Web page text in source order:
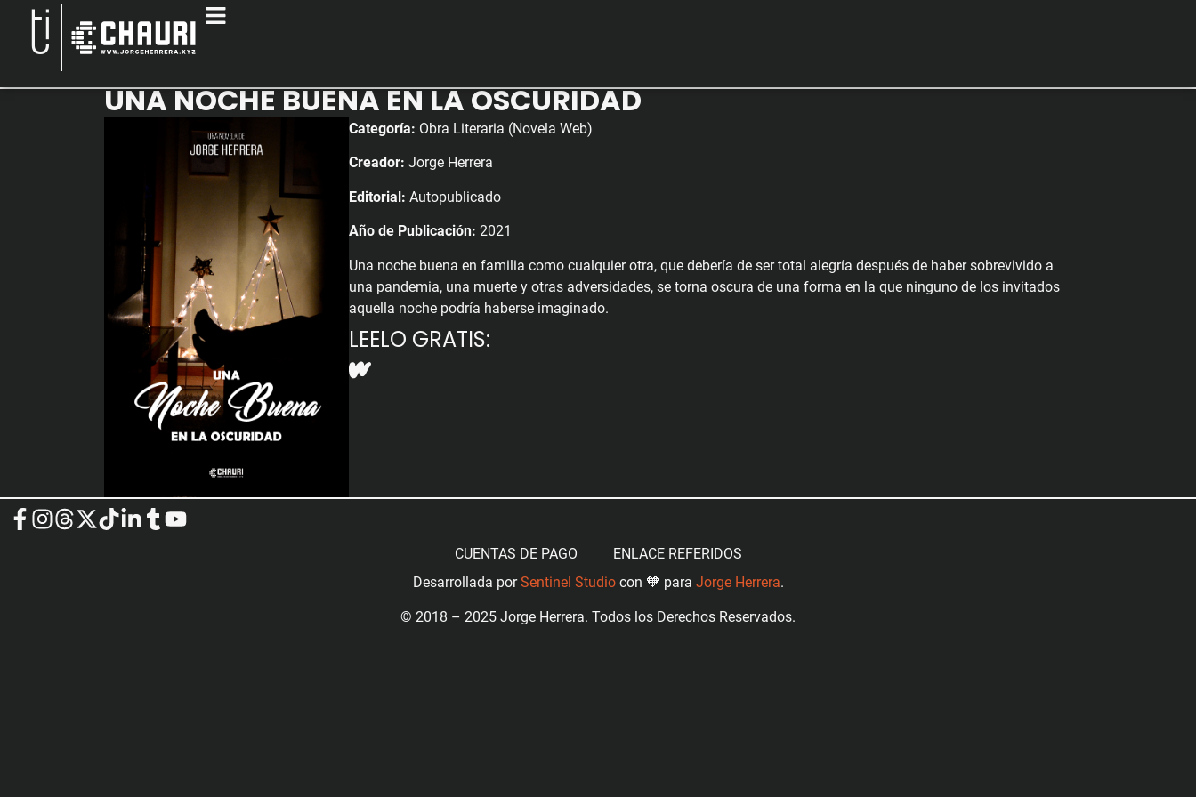
UNA NOCHE BUENA EN LA OSCURIDAD
Categoría: Obra Literaria (Novela Web)
Creador: Jorge Herrera
Editorial: Autopublicado
Año de Publicación: 2021
Una noche buena en familia como cualquier otra, que debería de ser total alegría después de haber sobrevivido a
una pandemia, una muerte y otras adversidades, se torna oscura de una forma en la que ninguno de los invitados
aquella noche podría haberse imaginado.
LEELO GRATIS:
CUENTAS DE PAGO
ENLACE REFERIDOS
Desarrollada porSentinel Studiocon 🧡 para Jorge Herrera.
© 2018 – 2025 Jorge Herrera. Todos los Derechos Reservados.